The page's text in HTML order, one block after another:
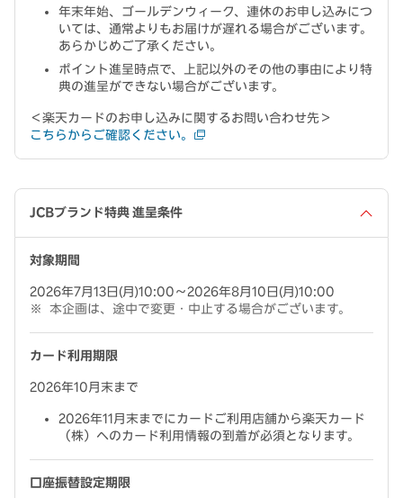
年末年始、ゴールデンウィーク、連休のお申し込みにつ
いては、通常よりもお届けが遅れる場合がございます。
あらかじめご了承ください。
ポイント進呈時点で、上記以外のその他の事由により特
典の進呈ができない場合がございます。
＜楽天カードのお申し込みに関するお問い合わせ先＞
こちらからご確認ください。
JCBブランド特典 進呈条件
対象期間
2026年7月13日(月)10:00～2026年8月10日(月)10:00
本企画は、途中で変更・中止する場合がございます。
カード利用期限
2026年10月末まで
2026年11月末までにカードご利用店舗から楽天カード
（株）へのカード利用情報の到着が必須となります。
口座振替設定期限